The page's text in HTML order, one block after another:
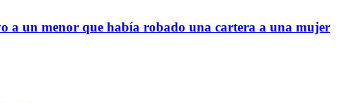
a un menor que había robado una cartera a una mujer